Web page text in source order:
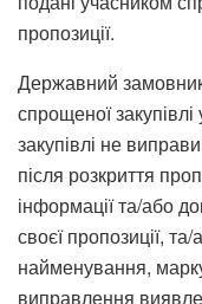
пропозиції.
Державний
спрощеної
закупівлі не
після розкриття
інформації та/або
своєї пропозиції,
найменування,
виправлення